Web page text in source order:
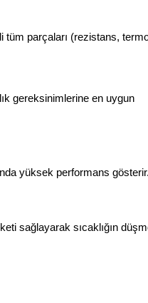
tüm parçaları (rezistans,
yüksek performans gösterir.
sağlayarak sıcaklığın